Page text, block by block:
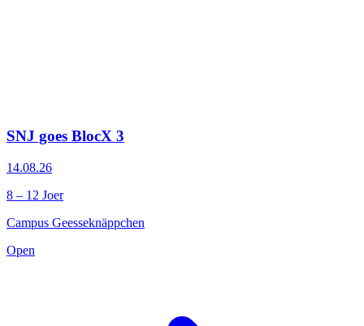
SNJ goes BlocX 3
14.08.26
8 – 12 Joer
Campus Geesseknäppchen
Open